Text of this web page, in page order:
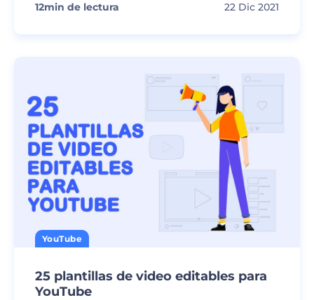
12min de lectura 22 Dic 2021
YouTube
25 plantillas de video editables para
YouTube